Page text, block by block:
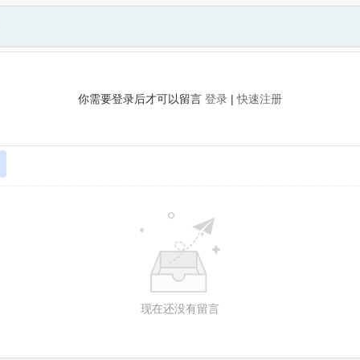
你需要登录后才可以留言 登录 |快速注册
现在还没有留言